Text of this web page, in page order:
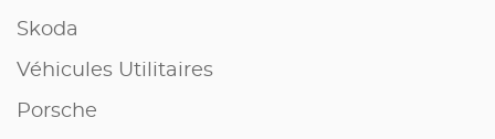
Skoda
Véhicules Utilitaires
Porsche